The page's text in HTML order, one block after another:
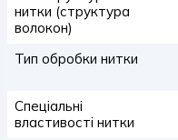
нитки (структура
волокон)
Тип обробки нитки
Спеціальні
властивості нитки